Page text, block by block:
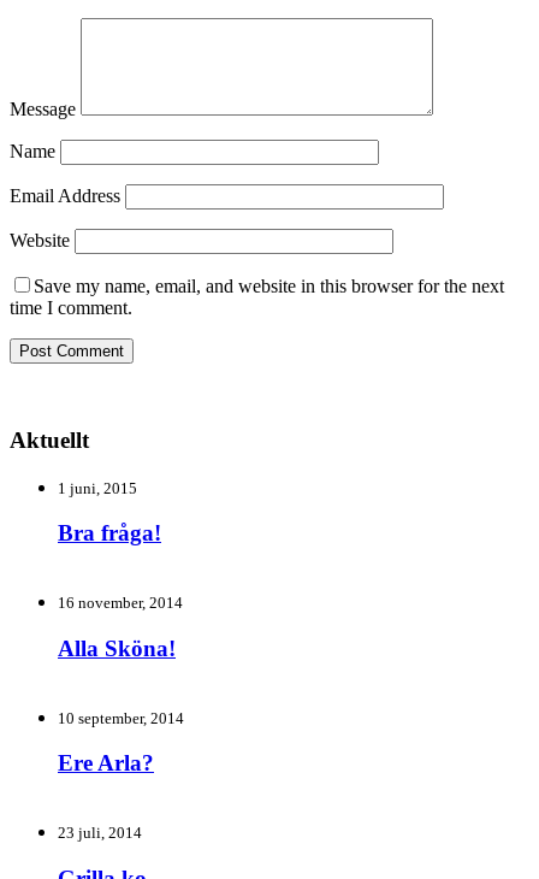
Message
Name
Email Address
Website
Save my name, email, and website in this browser for the next
time I comment.
Aktuellt
1 juni, 2015
Bra fråga!
16 november, 2014
Alla Sköna!
10 september, 2014
Ere Arla?
23 juli, 2014